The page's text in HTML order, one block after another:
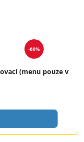
60%
(menu pouze v